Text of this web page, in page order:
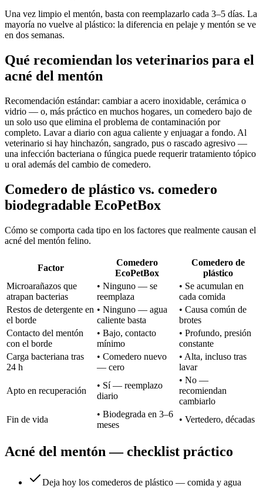
Una vez limpio el mentón, basta con reemplazarlo cada 3–5 días. La
mayoría no vuelve al plástico: la diferencia en pelaje y mentón se ve
en dos semanas.
Qué recomiendan los veterinarios para el
acné del mentón
Recomendación estándar: cambiar a acero inoxidable, cerámica o
vidrio — o, más práctico en muchos hogares, un comedero bajo de
un solo uso que elimina el problema de contaminación por
completo. Lavar a diario con agua caliente y enjuagar a fondo. Al
veterinario si hay hinchazón, sangrado, pus o rascado agresivo —
una infección bacteriana o fúngica puede requerir tratamiento tópico
u oral además del cambio de comedero.
Comedero de plástico vs. comedero
biodegradable EcoPetBox
Cómo se comporta cada tipo en los factores que realmente causan el
acné del mentón felino.
Factor
Comedero
EcoPetBox
Comedero de
plástico
Microarañazos que
atrapan bacterias
• Ninguno — se
reemplaza
• Se acumulan en
cada comida
Restos de detergente en
el borde
• Ninguno — agua
caliente basta
• Causa común de
brotes
Contacto del mentón
con el borde
• Bajo, contacto
mínimo
• Profundo, presión
constante
Carga bacteriana tras
24 h
• Comedero nuevo
— cero
• Alta, incluso tras
lavar
Apto en recuperación
• Sí — reemplazo
diario
• No —
recomiendan
cambiarlo
Fin de vida
• Biodegrada en 3–6
meses
• Vertedero, décadas
Acné del mentón — checklist práctico
Deja hoy los comederos de plástico — comida y agua